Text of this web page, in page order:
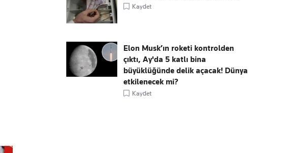
Kaydet
Elon Musk’ın roketi kontrolden
çıktı, Ay'da 5 katlı bina
büyüklüğünde delik açacak! Dünya
etkilenecek mi?
Kaydet